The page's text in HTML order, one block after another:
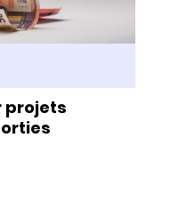
projets